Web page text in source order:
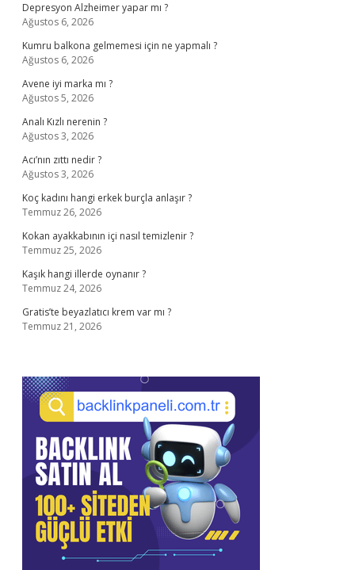
Depresyon Alzheimer yapar mı ?
Ağustos 6, 2026
Kumru balkona gelmemesi için ne yapmalı ?
Ağustos 6, 2026
Avene iyi marka mı ?
Ağustos 5, 2026
Analı Kızlı nerenin ?
Ağustos 3, 2026
Acı’nın zıttı nedir ?
Ağustos 3, 2026
Koç kadını hangi erkek burçla anlaşır ?
Temmuz 26, 2026
Kokan ayakkabının içi nasıl temizlenir ?
Temmuz 25, 2026
Kaşık hangi illerde oynanır ?
Temmuz 24, 2026
Gratis’te beyazlatıcı krem var mı ?
Temmuz 21, 2026